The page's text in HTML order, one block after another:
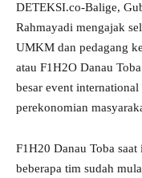
DETEKSI.co-Balige,
Rahmayadi mengajak
UMKM dan pedagang
atau F1H2O Danau
besar event
perekonomian
F1H20 Danau Toba
beberapa tim sudah